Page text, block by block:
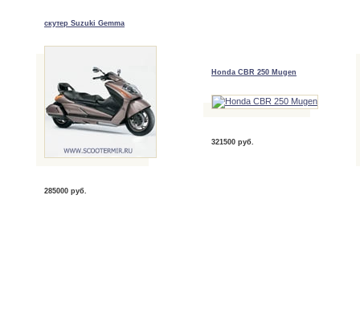
скутер Suzuki Gemma
285000 руб.
Honda CBR 250 Mugen
321500 руб.